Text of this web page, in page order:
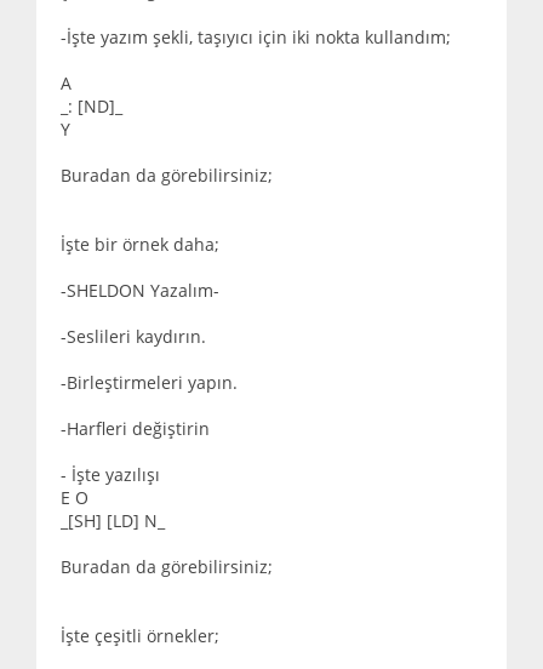
-İşte yazım şekli, taşıyıcı için iki nokta kullandım;
A
_: [ND]_
Y
Buradan da görebilirsiniz;
İşte bir örnek daha;
-SHELDON Yazalım-
-Seslileri kaydırın.
-Birleştirmeleri yapın.
-Harfleri değiştirin
- İşte yazılışı
E O
_[SH] [LD] N_
Buradan da görebilirsiniz;
İşte çeşitli örnekler;